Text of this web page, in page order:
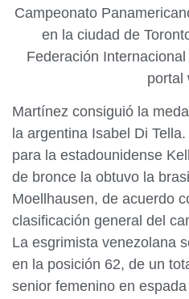
Campeonato
en la ciudad de
Federación
portal
Martínez consiguió la
la argentina Isabel Di
para la estadounidense
de bronce la obtuvo la
Moellhausen, de acuerdo
clasificación general del
La esgrimista venezolana
en la posición 62, de un
senior femenino en